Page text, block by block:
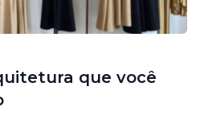
que você